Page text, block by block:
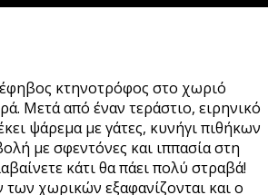
κτηνοτρόφος στο χωριό
Μετά από έναν τεράστιο, ειρηνικό
ψάρεμα με γάτες, κυνήγι πιθήκων
με σφεντόνες και ιππασία στη
κάτι θα πάει πολύ στραβά!
χωρικών εξαφανίζονται και ο